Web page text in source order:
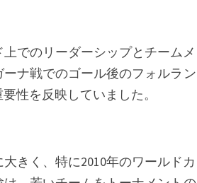
でのリーダーシップとチームメ
ナ戦でのゴール後のフォルラン
性を反映していました。
きく、特に2010年のワールドカ